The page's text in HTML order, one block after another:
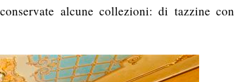
alcune collezioni: di tazzine con